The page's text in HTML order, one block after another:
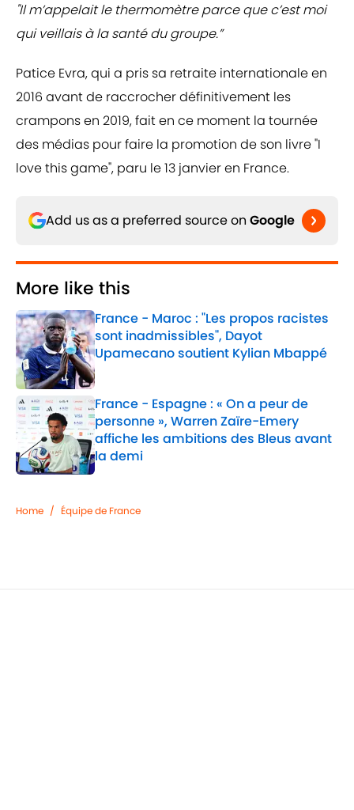
"Il m’appelait le thermomètre parce que c’est moi
qui veillais à la santé du groupe.”
Patice Evra, qui a pris sa retraite internationale en
2016 avant de raccrocher définitivement les
crampons en 2019, fait en ce moment la tournée
des médias pour faire la promotion de son livre "I
love this game", paru le 13 janvier en France.
Add us as a preferred source on Google
More like this
France - Maroc : "Les propos racistes
sont inadmissibles", Dayot
Upamecano soutient Kylian Mbappé
Published by on Invalid Date
France - Espagne : « On a peur de
personne », Warren Zaïre-Emery
affiche les ambitions des Bleus avant
la demi
Published by on Invalid Date
Home / Équipe de France